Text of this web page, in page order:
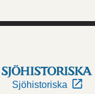
Sjöhistoriska